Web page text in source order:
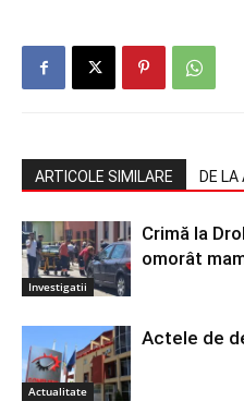
ARTICOLE SIMILARE DE
Investigatii
Crimă la
omorât
Actualitate
Actele de